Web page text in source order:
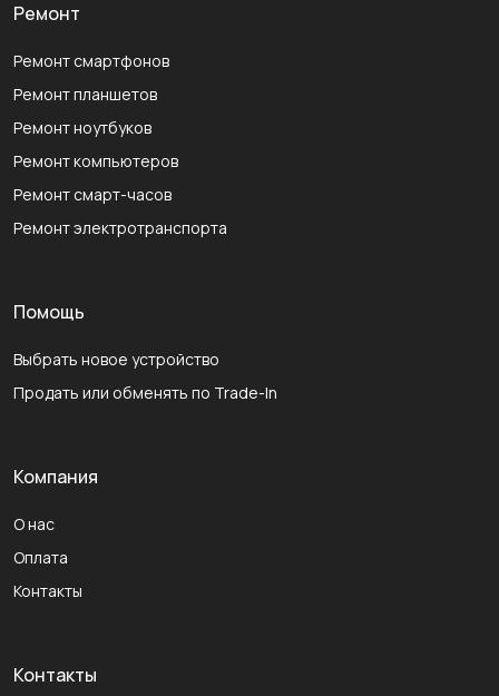
Ремонт
Ремонт смартфонов
Ремонт планшетов
Ремонт ноутбуков
Ремонт компьютеров
Ремонт смарт-часов
Ремонт электротранспорта
Помощь
Выбрать новое устройство
Продать или обменять по Trade-In
Компания
О нас
Оплата
Контакты
Контакты